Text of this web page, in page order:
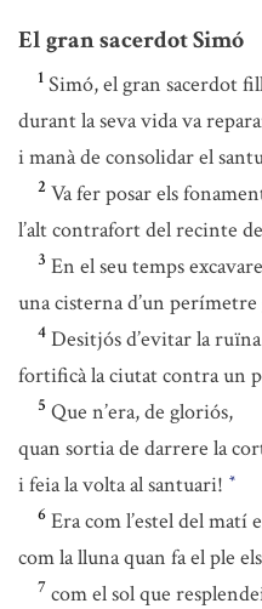
El gran sacerdot Simó
1 Simó, el gran sacerdot
durant la seva vida va
i manà de consolidar el
2 Va fer posar els
l’alt contrafort del recinte
3 En el seu temps
una cisterna d’un
4 Desitjós d’evitar la
fortificà la ciutat contra un
5 Que n’era, de gloriós,
quan sortia de darrere la
i feia la volta al santuari! *
6 Era com l’estel del matí
com la lluna quan fa el ple
7 com el sol que